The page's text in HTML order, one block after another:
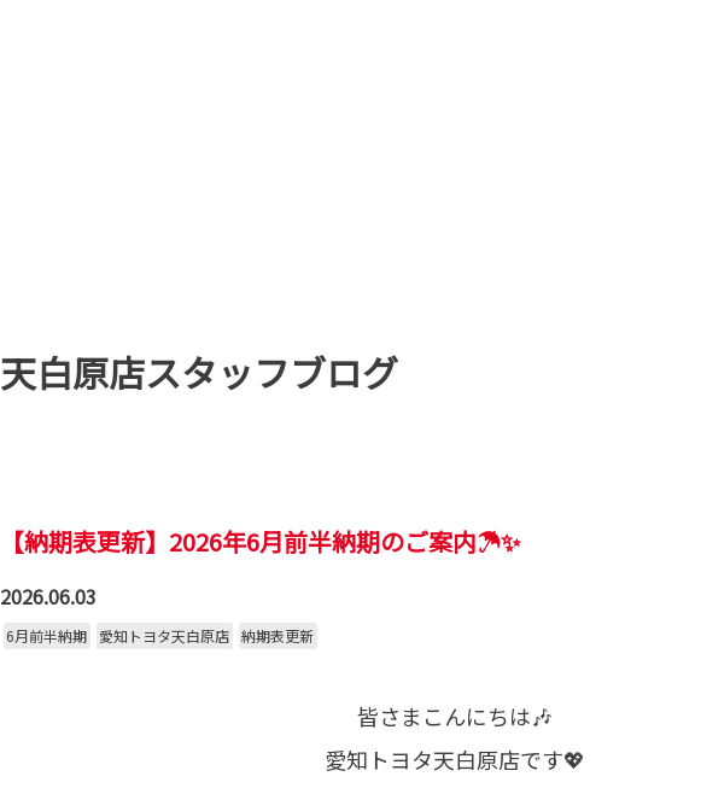
天白原店スタッフブログ
【納期表更新】2026年6月前半納期のご案内☂️✨
2026.06.03
6月前半納期 愛知トヨタ天白原店 納期表更新
皆さまこんにちは🎶
愛知トヨタ天白原店です💖